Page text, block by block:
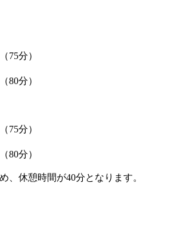
75分）
80分）
75分）
80分）
、休憩時間が40分となります。